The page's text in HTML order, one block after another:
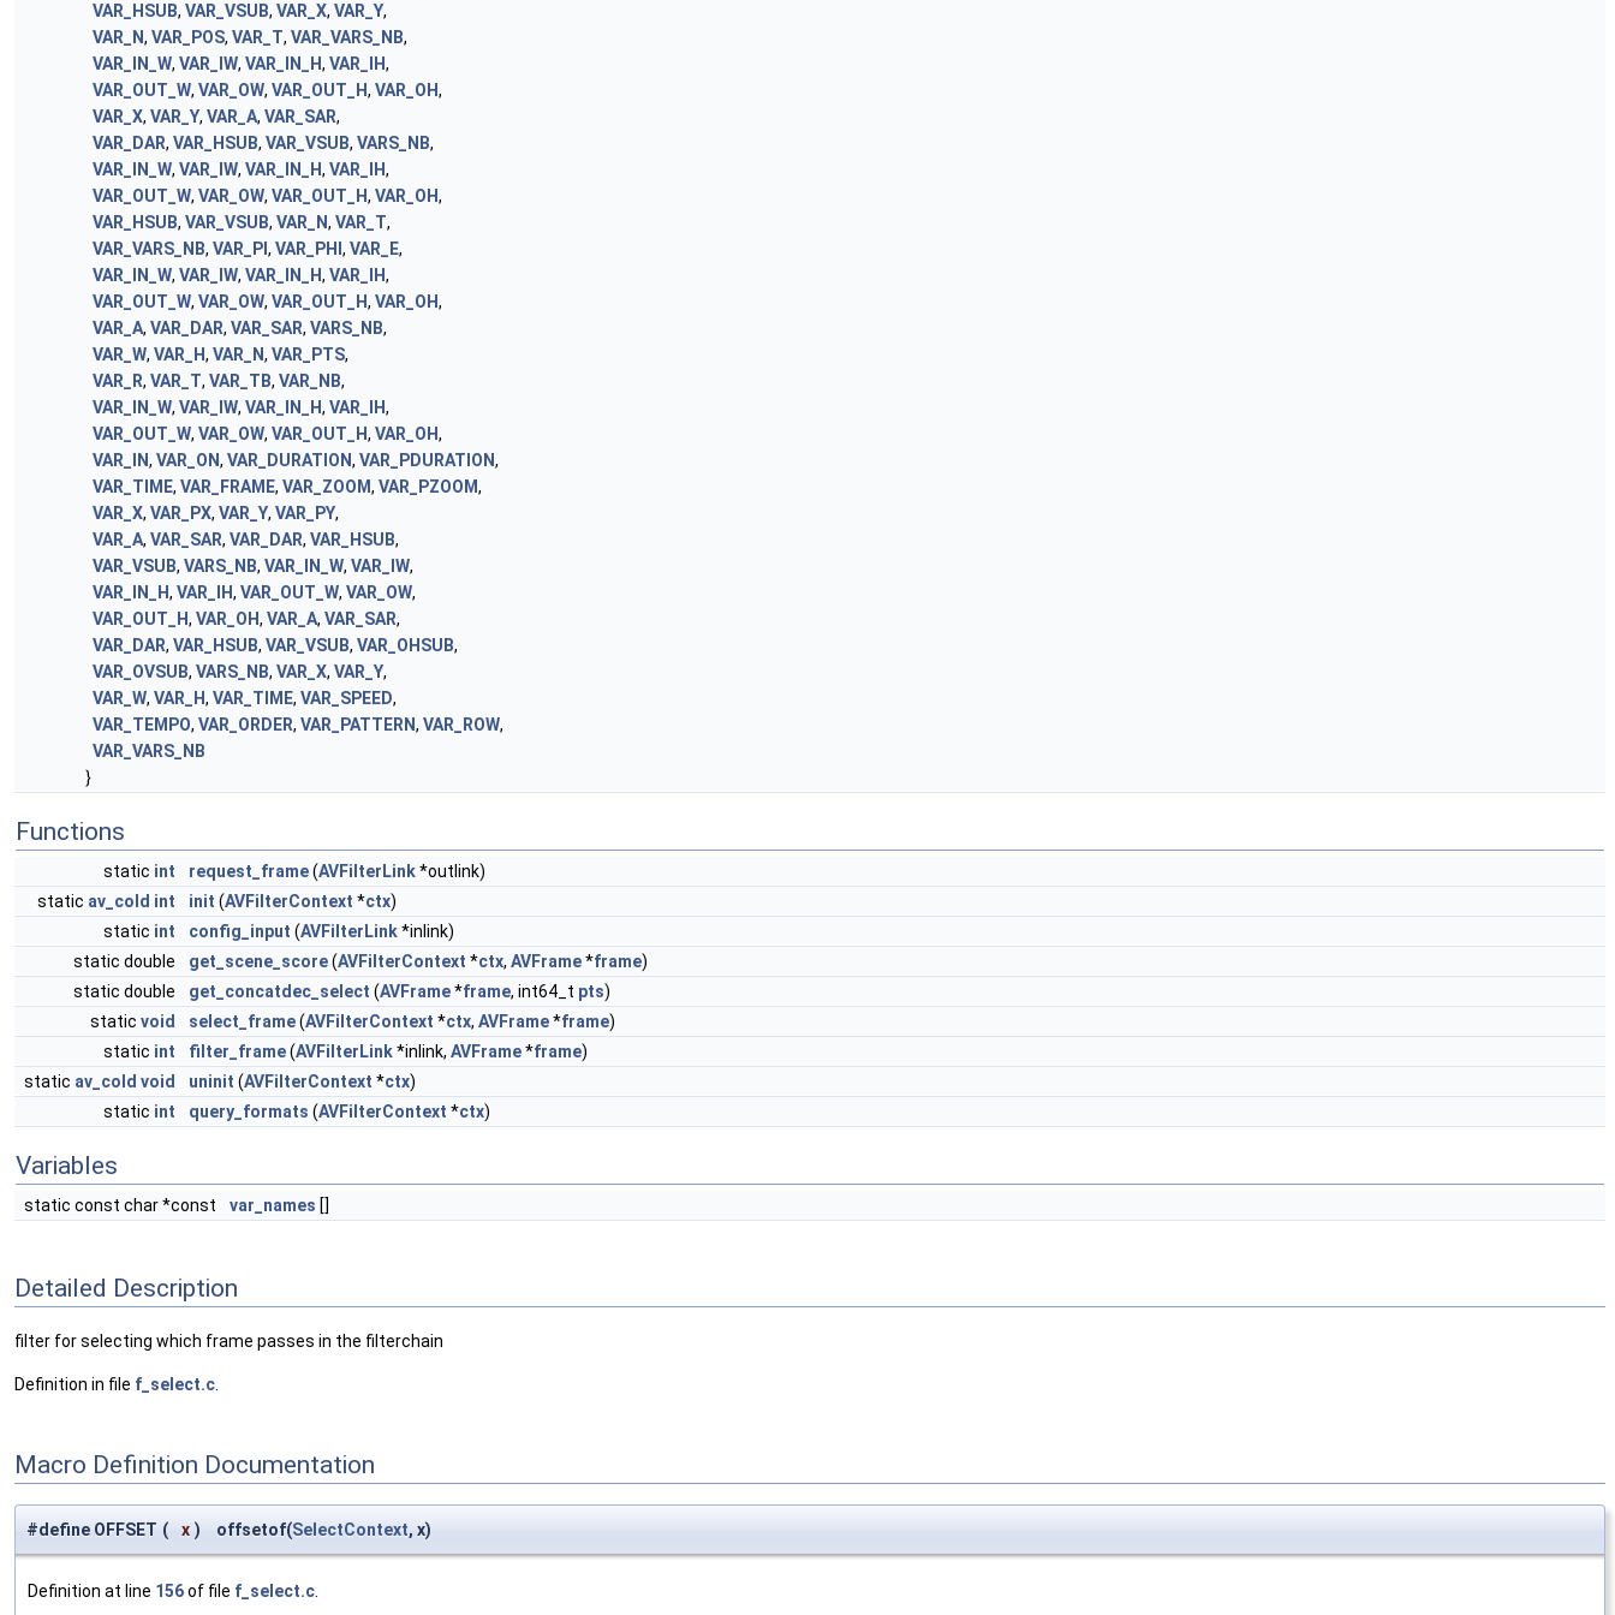
VAR_HSUB, VAR_VSUB, VAR_X, VAR_Y,
VAR_N, VAR_POS, VAR_T, VAR_VARS_NB,
VAR_IN_W, VAR_IW, VAR_IN_H, VAR_IH,
VAR_OUT_W, VAR_OW, VAR_OUT_H, VAR_OH,
VAR_X, VAR_Y, VAR_A, VAR_SAR,
VAR_DAR, VAR_HSUB, VAR_VSUB, VARS_NB,
VAR_IN_W, VAR_IW, VAR_IN_H, VAR_IH,
VAR_OUT_W, VAR_OW, VAR_OUT_H, VAR_OH,
VAR_HSUB, VAR_VSUB, VAR_N, VAR_T,
VAR_VARS_NB, VAR_PI , VAR_PHI , VAR_E,
VAR_IN_W, VAR_IW, VAR_IN_H, VAR_IH,
VAR_OUT_W, VAR_OW, VAR_OUT_H, VAR_OH,
VAR_A, VAR_DAR, VAR_SAR, VARS_NB,
VAR_W, VAR_H, VAR_N, VAR_PTS,
VAR_R, VAR_T, VAR_TB, VAR_NB,
VAR_IN_W, VAR_IW, VAR_IN_H, VAR_IH,
VAR_OUT_W, VAR_OW, VAR_OUT_H, VAR_OH,
VAR_IN, VAR_ON, VAR_DURATION, VAR_PDURATION,
VAR_TIME, VAR_FRAME, VAR_ZOOM, VAR_PZOOM,
VAR_X, VAR_PX, VAR_Y, VAR_PY,
VAR_A, VAR_SAR, VAR_DAR, VAR_HSUB,
VAR_VSUB, VARS_NB, VAR_IN_W, VAR_IW,
VAR_IN_H, VAR_IH, VAR_OUT_W, VAR_OW,
VAR_OUT_H, VAR_OH, VAR_A, VAR_SAR,
VAR_DAR, VAR_HSUB, VAR_VSUB, VAR_OHSUB,
VAR_OVSUB, VARS_NB, VAR_X, VAR_Y,
VAR_W, VAR_H, VAR_TIME, VAR_SPEED,
VAR_TEMPO, VAR_ORDER, VAR_PATTERN, VAR_ROW,
VAR_VARS_NB
}
Functions
static int request_frame(AVFilterLink*outlink)
static av_cold int init (AVFilterContext *ctx)
static int config_input (AVFilterLink*inlink)
static double
get_scene_score(AVFilterContext *ctx, AVFrame*frame)
static double
get_concatdec_select (AVFrame*frame, int64_t pts)
static void select_frame(AVFilterContext *ctx, AVFrame*frame)
static int filter_frame(AVFilterLink*inlink, AVFrame*frame)
static av_cold void uninit (AVFilterContext *ctx)
static int query_formats (AVFilterContext *ctx)
Variables
static const char *const var_names []
Detailed Description
filter for selecting which frame passes in the filterchain
Definition in file f_select.c
Macro Definition Documentation
#define OFFSET ( x ) offsetof(SelectContext, x)
Definition at line 156of file f_select.c.